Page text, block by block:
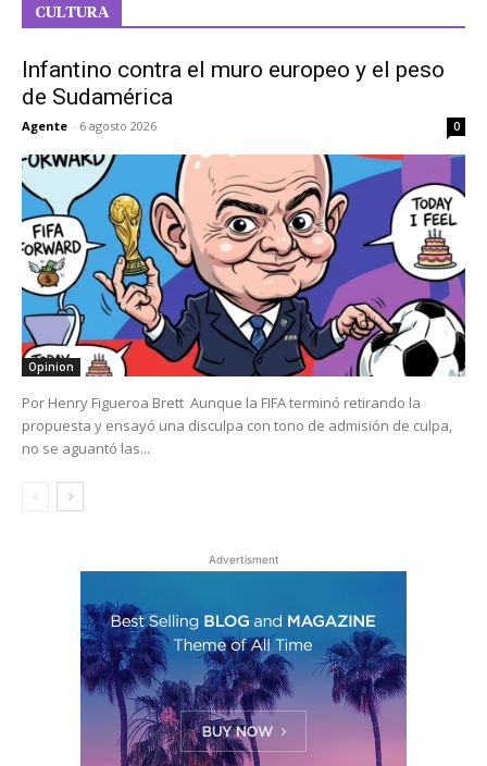
CULTURA
Infantino contra el muro europeo y el peso
de Sudamérica
Agente - 6 agosto 2026 0
Opinion
Por Henry Figueroa Brett Aunque la FIFA terminó retirando la
propuesta y ensayó una disculpa con tono de admisión de culpa,
no se aguantó las...
Advertisment